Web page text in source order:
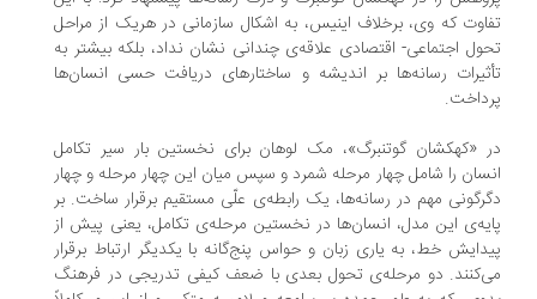
که وی، برخلاف اینیس، به اشکال سازمانی در هریک از مراحل
اجتماعی- اقتصادی علاقه‌ی چندانی نشان نداد، بلکه بیشتر به
رسانه‌ها بر اندیشه و ساختارهای دریافت حسی انسان‌ها
«کهکشان گوتنبرگ»، مک لوهان برای نخستین بار سیر تکامل
را شامل چهار مرحله شمرد و سپس میان این چهار مرحله و چهار
مهم در رسانه‌ها، یک رابطه‌ی علّی مستقیم برقرار ساخت. بر
این مدل، انسان‌ها در نخستین مرحله‌ی تکامل، یعنی پیش از
خط، به یاری زبان و حواس پنج‌گانه با یکدیگر ارتباط برقرار
دو مرحله‌ی تحول بعدی با ضعف کیفی تدریجی در فرهنگ